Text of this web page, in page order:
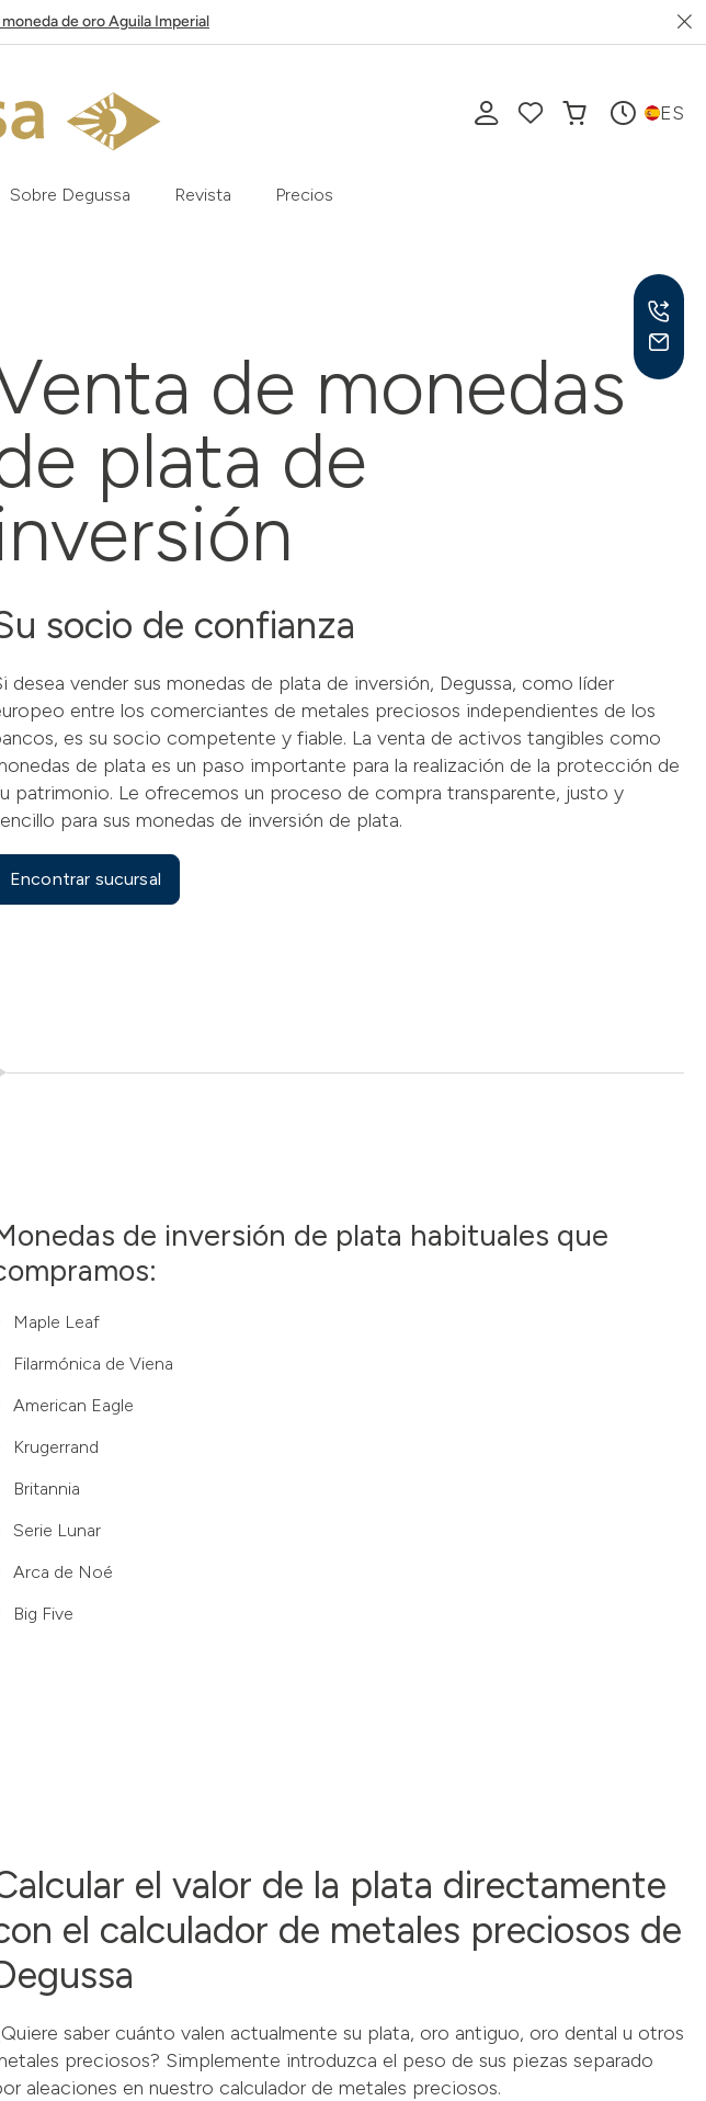
de oro Aguila Imperial
ES
Sobre Degussa Revista Precios
de monedas
plata de
socio de confianza
desea vender sus monedas de plata de inversión, Degussa, como líder
entre los comerciantes de metales preciosos independientes de los
es su socio competente y fiable. La venta de activos tangibles como
de plata es un paso importante para la realización de la protección de
patrimonio. Le ofrecemos un proceso de compra transparente, justo y
para sus monedas de inversión de plata.
Encontrar sucursal
de inversión de plata habituales que
Maple Leaf
Filarmónica de Viena
American Eagle
Krugerrand
Britannia
Serie Lunar
Arca de Noé
Big Five
el valor de la plata directamente
el calculador de metales preciosos de
saber cuánto valen actualmente su plata, oro antiguo, oro dental u otros
preciosos? Simplemente introduzca el peso de sus piezas separado
aleaciones en nuestro calculador de metales preciosos.